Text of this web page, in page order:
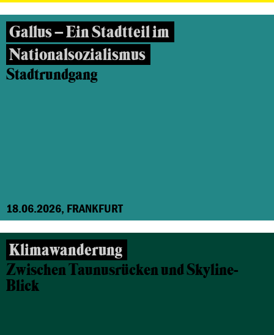
Gallus – Ein Stadtteil im
Nationalsozialismus
Stadtrundgang
18.06.2026, FRANKFURT
Klimawanderung
Zwischen Taunusrücken und Skyline-
Blick